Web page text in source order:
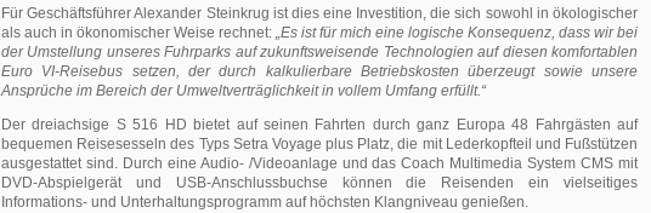
Für Geschäftsführer Alexander Steinkrug ist dies eine Investition, die sich sowohl in ökologischer
als auch in ökonomischer Weise rechnet: „Es ist für mich eine logische Konsequenz, dass wir bei
der Umstellung unseres Fuhrparks auf zukunftsweisende Technologien auf diesen komfortablen
Euro VI-Reisebus setzen, der durch kalkulierbare Betriebskosten überzeugt sowie unsere
Ansprüche im Bereich der Umweltverträglichkeit in vollem Umfang erfüllt.“
Der dreiachsige S 516 HD bietet auf seinen Fahrten durch ganz Europa 48 Fahrgästen auf
bequemen Reisesesseln des Typs Setra Voyage plus Platz, die mit Lederkopfteil und Fußstützen
ausgestattet sind. Durch eine Audio- /Videoanlage und das Coach Multimedia System CMS mit
DVD-Abspielgerät und USB-Anschlussbuchse können die Reisenden ein vielseitiges
Informations- und Unterhaltungsprogramm auf höchsten Klangniveau genießen.